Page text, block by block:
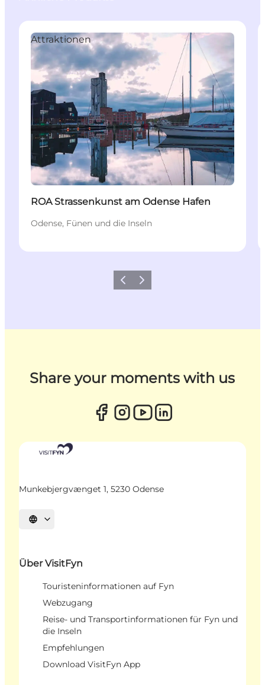
Attraktionen
ROA Strassenkunst am Odense Hafen
Odense, Fünen und die Inseln
ZurückWeiter
Share your moments with us
Munkebjergvænget 1, 5230 Odense
Sprache auswählen
Über VisitFyn
Touristeninformationen auf Fyn
Webzugang
Reise- und Transportinformationen für Fyn und
die Inseln
Empfehlungen
Download VisitFyn App